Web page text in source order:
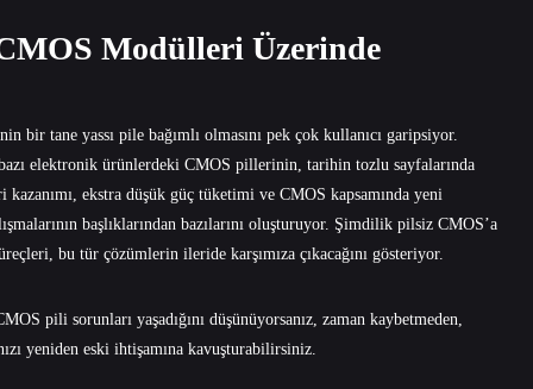
Modülleri Üzerinde
tane yassı pile bağımlı olmasını pek çok kullanıcı garipsiyor.
elektronik ürünlerdeki CMOS pillerinin, tarihin tozlu sayfalarında
ekstra düşük güç tüketimi ve CMOS kapsamında yeni
başlıklarından bazılarını oluşturuyor. Şimdilik pilsiz CMOS’a
bu tür çözümlerin ileride karşımıza çıkacağını gösteriyor.
pili sorunları yaşadığını düşünüyorsanız, zaman kaybetmeden,
yeniden eski ihtişamına kavuşturabilirsiniz.